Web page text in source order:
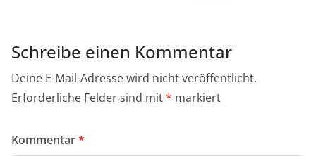
Schreibe einen Kommentar
Deine E-Mail-Adresse wird nicht veröffentlicht.
Erforderliche Felder sind mit* markiert
Kommentar*